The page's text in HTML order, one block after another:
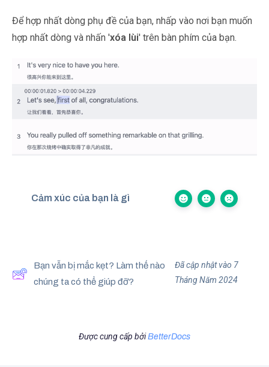
Để hợp nhất dòng phụ đề của bạn, nhấp vào nơi bạn muốn
hợp nhất dòng và nhấn 'xóa lùi' trên bàn phím của bạn.
Cảm xúc của bạn là gì
Bạn vẫn bị mắc kẹt? Làm thế nào
chúng ta có thể giúp đỡ?
Đã cập nhật vào 7
Tháng Năm 2024
Được cung cấp bởiBetterDocs